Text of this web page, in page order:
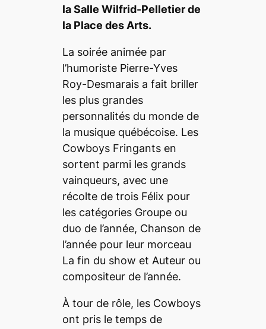
la Salle Wilfrid-Pelletier de
la Place des Arts.
La soirée animée par
l’humoriste Pierre-Yves
Roy-Desmarais a fait briller
les plus grandes
personnalités du monde de
la musique québécoise. Les
Cowboys Fringants en
sortent parmi les grands
vainqueurs, avec une
récolte de trois Félix pour
les catégories Groupe ou
duo de l’année, Chanson de
l’année pour leur morceau
La fin du show et Auteur ou
compositeur de l’année.
À tour de rôle, les Cowboys
ont pris le temps de